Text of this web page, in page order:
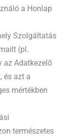
a Honlap
Szolgáltatás
(pl.
az Adatkezelő
és azt a
mértékben
természetes